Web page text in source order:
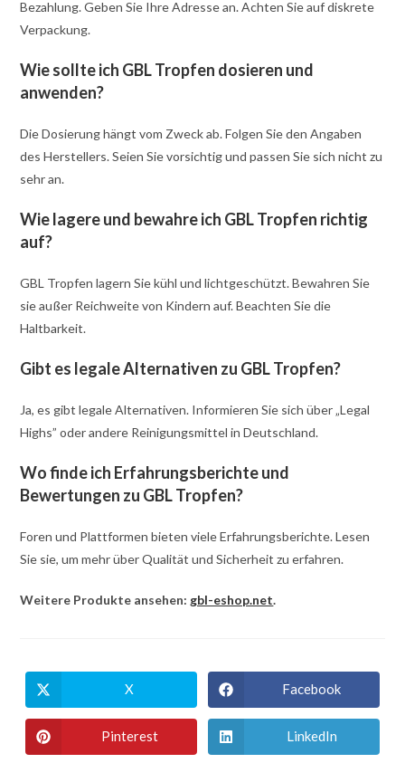
Bezahlung. Geben Sie Ihre Adresse an. Achten Sie auf diskrete
Verpackung.
Wie sollte ich GBL Tropfen dosieren und
anwenden?
Die Dosierung hängt vom Zweck ab. Folgen Sie den Angaben
des Herstellers. Seien Sie vorsichtig und passen Sie sich nicht zu
sehr an.
Wie lagere und bewahre ich GBL Tropfen richtig
auf?
GBL Tropfen lagern Sie kühl und lichtgeschützt. Bewahren Sie
sie außer Reichweite von Kindern auf. Beachten Sie die
Haltbarkeit.
Gibt es legale Alternativen zu GBL Tropfen?
Ja, es gibt legale Alternativen. Informieren Sie sich über „Legal
Highs” oder andere Reinigungsmittel in Deutschland.
Wo finde ich Erfahrungsberichte und
Bewertungen zu GBL Tropfen?
Foren und Plattformen bieten viele Erfahrungsberichte. Lesen
Sie sie, um mehr über Qualität und Sicherheit zu erfahren.
Weitere Produkte ansehen: gbl-eshop.net.
Öffnet
in
einem
neuen
Fenster
X
Öffnet
in
einem
neuen
Fenster
Facebook
Öffnet
in
Pinterest
Öffnet
in
LinkedIn